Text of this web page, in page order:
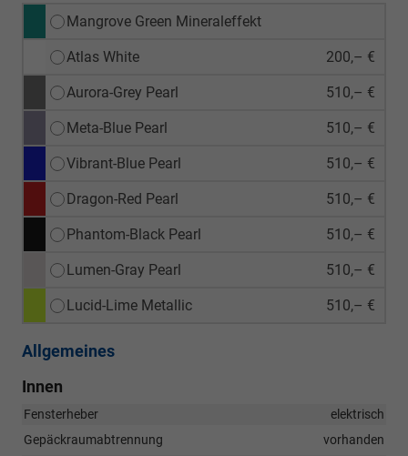
Mangrove Green Mineraleffekt
Atlas White 200,– €
Aurora-Grey Pearl 510,– €
Meta-Blue Pearl 510,– €
Vibrant-Blue Pearl 510,– €
Dragon-Red Pearl 510,– €
Phantom-Black Pearl 510,– €
Lumen-Gray Pearl 510,– €
Lucid-Lime Metallic 510,– €
Allgemeines
Innen
Fensterheber
elektrisch
Gepäckraumabtrennung
vorhanden